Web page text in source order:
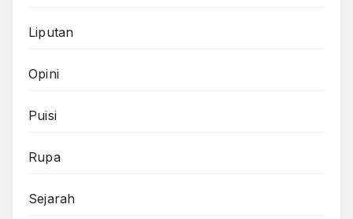
Liputan
Opini
Puisi
Rupa
Sejarah